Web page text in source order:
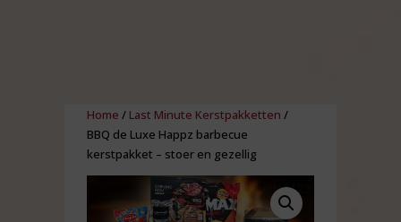
Home / Last Minute Kerstpakketten /
BBQ de Luxe Happz barbecue
kerstpakket – stoer en gezellig